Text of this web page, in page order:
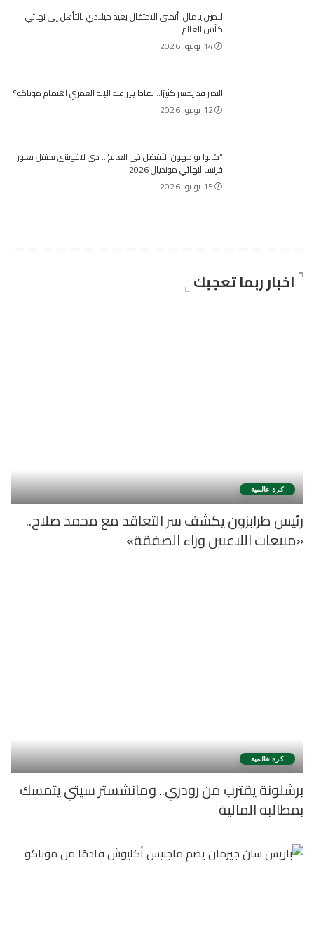
لامين يامال: أتمنى الاحتفال بعيد ميلادي بالتأهل إلى نهائي
كأس العالم
14 يوليو، 2026
النصر قد يخسر كثيرًا.. لماذا يثير عبد الإله العمري اهتمام موناكو؟
12 يوليو، 2026
“كانوا يواجهون الأفضل في العالم”.. دي لافوينتي يحتفل بعبور
فرنسا لنهائي مونديال 2026
15 يوليو، 2026
اخبار ربما تعجبك
كرة عالمية
رئيس طرابزون يكشف سر التعاقد مع محمد صلاح..
«مبيعات اللاعبين وراء الصفقة»
كرة عالمية
برشلونة يقترب من رودري.. ومانشستر سيتي يتمسك
بمطالبه المالية